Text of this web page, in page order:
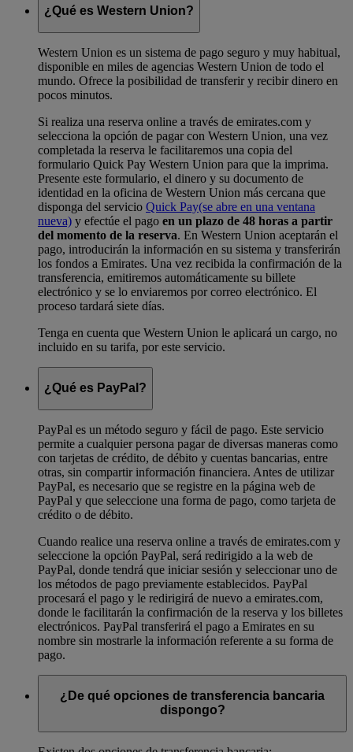
¿Qué es Western Union?
Western Union es un sistema de pago seguro y muy habitual,
disponible en miles de agencias Western Union de todo el
mundo. Ofrece la posibilidad de transferir y recibir dinero en
pocos minutos.
Si realiza una reserva online a través de emirates.com y
selecciona la opción de pagar con Western Union, una vez
completada la reserva le facilitaremos una copia del
formulario Quick Pay Western Union para que la imprima.
Presente este formulario, el dinero y su documento de
identidad en la oficina de Western Union más cercana que
disponga del servicio Quick Pay(se abre en una ventana
nueva) y efectúe el pago en un plazo de 48 horas a partir
del momento de la reserva. En Western Union aceptarán el
pago, introducirán la información en su sistema y transferirán
los fondos a Emirates. Una vez recibida la confirmación de la
transferencia, emitiremos automáticamente su billete
electrónico y se lo enviaremos por correo electrónico. El
proceso tardará siete días.
Tenga en cuenta que Western Union le aplicará un cargo, no
incluido en su tarifa, por este servicio.
¿Qué es PayPal?
PayPal es un método seguro y fácil de pago. Este servicio
permite a cualquier persona pagar de diversas maneras como
con tarjetas de crédito, de débito y cuentas bancarias, entre
otras, sin compartir información financiera. Antes de utilizar
PayPal, es necesario que se registre en la página web de
PayPal y que seleccione una forma de pago, como tarjeta de
crédito o de débito.
Cuando realice una reserva online a través de emirates.com y
seleccione la opción PayPal, será redirigido a la web de
PayPal, donde tendrá que iniciar sesión y seleccionar uno de
los métodos de pago previamente establecidos. PayPal
procesará el pago y le redirigirá de nuevo a emirates.com,
donde le facilitarán la confirmación de la reserva y los billetes
electrónicos. PayPal transferirá el pago a Emirates en su
nombre sin mostrarle la información referente a su forma de
pago.
¿De qué opciones de transferencia bancaria
dispongo?